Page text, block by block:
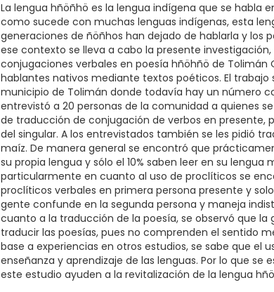
La lengua hñöñhö es la lengua indígena que se habla
como sucede con muchas lenguas indígenas, esta
generaciones de ñöñhos han dejado de hablarla y los
ese contexto se lleva a cabo la presente
conjugaciones verbales en poesía hñöhñö de
hablantes nativos mediante textos poéticos. El
municipio de Tolimán donde todavía hay un número
entrevistó a 20 personas de la comunidad a quienes
de traducción de conjugación de verbos en presente,
del singular. A los entrevistados también se les pidió
maíz. De manera general se encontró que
su propia lengua y sólo el 10% saben leer en su
particularmente en cuanto al uso de proclíticos se
proclíticos verbales en primera persona presente y
gente confunde en la segunda persona y maneja
cuanto a la traducción de la poesía, se observó que
traducir las poesías, pues no comprenden el sentido
base a experiencias en otros estudios, se sabe que el
enseñanza y aprendizaje de las lenguas. Por lo que
este estudio ayuden a la revitalización de la lengua